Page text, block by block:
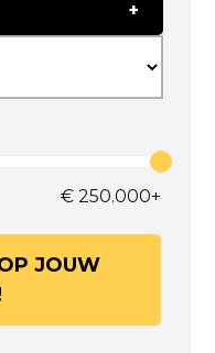
€ 250.000+
JOUW